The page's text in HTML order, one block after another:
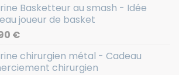
Basketteur au smash - Idée
joueur de basket
€
chirurgien métal - Cadeau
chirurgien